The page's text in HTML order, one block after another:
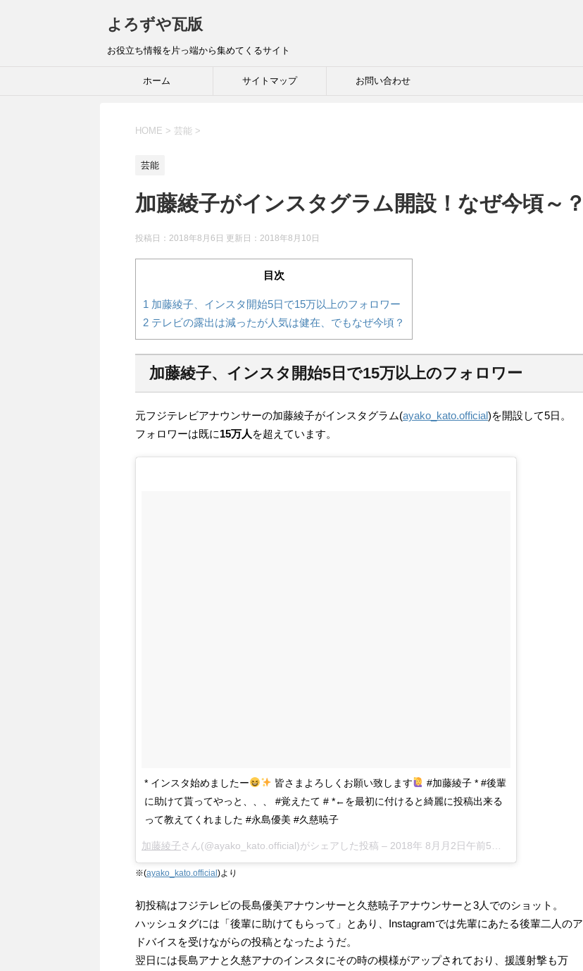
よろずや瓦版
お役立ち情報を片っ端から集めてくるサイト
ホーム サイトマップ お問い合わせ
HOME > 芸能 >
芸能
加藤綾子がインスタグラム開設！なぜ今頃～？
投稿日：2018年8月6日 更新日： 2018年8月10日
目次
1 加藤綾子、インスタ開始5日で15万以上のフォロワー
2 テレビの露出は減ったが人気は健在、でもなぜ今頃？
加藤綾子、インスタ開始5日で15万以上のフォロワー
元フジテレビアナウンサーの加藤綾子がインスタグラム(ayako_kato.official)を開設して5日。
フォロワーは既に15万人 を超えています。
* インスタ始めましたー 皆さまよろしくお願い致します
#加藤綾子 * #後輩
に助けて貰ってやっと、、、 #覚えたて # *←を最初に付けると綺麗に投稿出来る
って教えてくれました #永島優美 #久慈暁子
加藤綾子さん(@ayako_kato.official)がシェアした投稿 – 2018年 8月月2日午前5時03分PDT
※(ayako_kato.official )より
初投稿はフジテレビの長島優美アナウンサーと久慈暁子アナウンサーと3人でのショット。
ハッシュタグには「後輩に助けてもらって」とあり、Instagramでは先輩にあたる後輩二人のア
ドバイスを受けながらの投稿となったようだ。
翌日には長島アナと久慈アナのインスタにその時の模様がアップされており、援護射撃も万